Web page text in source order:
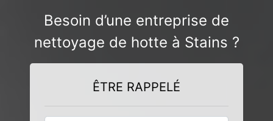
Besoin d’une entreprise de
nettoyage de hotte à Stains ?
ÊTRE RAPPELÉ